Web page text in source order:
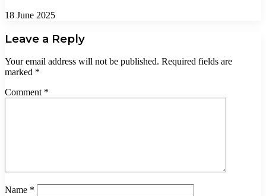
18 June 2025
Leave a Reply
Your email address will not be published. Required fields are
marked *
Comment *
Name *